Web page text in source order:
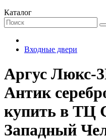
Каталог
Входные двери
Аргус
Антик
купить в ТЦ
Западный